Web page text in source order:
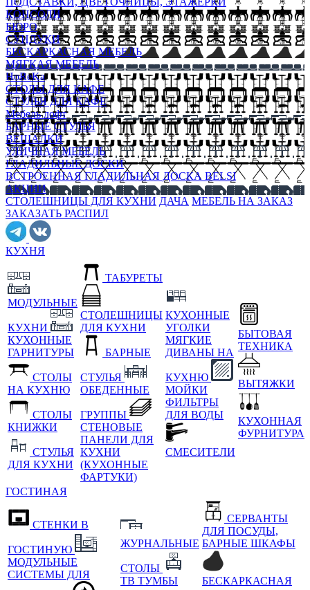
КОНСОЛИ
БЮРО
СУНДУКИ
БЕСКАРКАСНАЯ МЕБЕЛЬ
МЯГКАЯ МЕБЕЛЬ
HoReKa
СТОЛЫ ДЛЯ КАФЕ
СТУЛЬЯ ДЛЯ КАФЕ
Мебель лофт
БАРНЫЕ СТУЛЬЯ
ВЕШАЛКИ
УЛИЧНАЯ МЕБЕЛЬ
ГЛАДИЛЬНЫЕ ДОСКИ
ВСТРОЕННАЯ ГЛАДИЛЬНАЯ ДОСКА BELSI
АКЦИИ
СТОЛЕШНИЦЫ ДЛЯ КУХНИ ДАЧА МЕБЕЛЬ НА ЗАКАЗ
ЗАКАЗАТЬ РАСПИЛ
КУХНЯ
МОДУЛЬНЫЕ
КУХНИ
КУХОННЫЕ
ГАРНИТУРЫ
СТОЛЫ
НА КУХНЮ
СТОЛЫ
КНИЖКИ
СТУЛЬЯ
ДЛЯ КУХНИ
ТАБУРЕТЫ
СТОЛЕШНИЦЫ
ДЛЯ КУХНИ
БАРНЫЕ
СТУЛЬЯ
ОБЕДЕННЫЕ
ГРУППЫ
СТЕНОВЫЕ
ПАНЕЛИ ДЛЯ
КУХНИ
(КУХОННЫЕ
ФАРТУКИ)
КУХОННЫЕ
УГОЛКИ
МЯГКИЕ
ДИВАНЫ НА
КУХНЮ
МОЙКИ
ФИЛЬТРЫ
ДЛЯ ВОДЫ
СМЕСИТЕЛИ
БЫТОВАЯ
ТЕХНИКА
ВЫТЯЖКИ
КУХОННАЯ
ФУРНИТУРА
ГОСТИНАЯ
СТЕНКИ В
ГОСТИНУЮ
МОДУЛЬНЫЕ
СИСТЕМЫ ДЛЯ
ЖУРНАЛЬНЫЕ
СТОЛЫ
ТВ ТУМБЫ
СЕРВАНТЫ
ДЛЯ ПОСУДЫ,
БАРНЫЕ ШКАФЫ
БЕСКАРКАСНАЯ